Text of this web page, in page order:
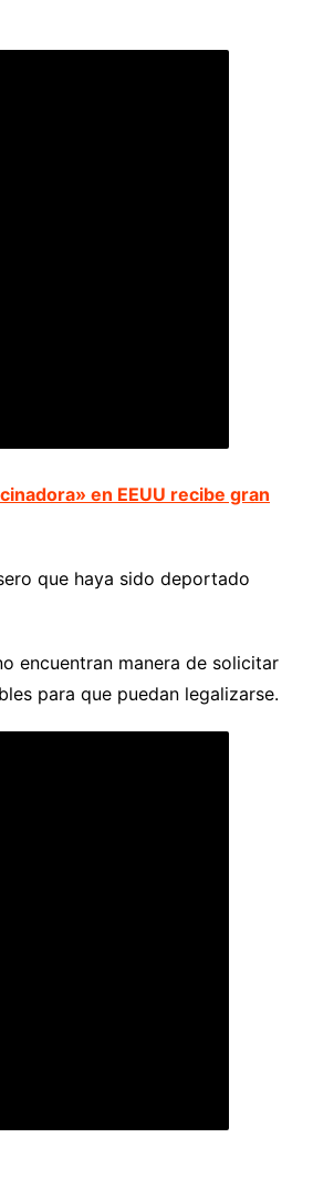
en EEUU recibe gran
que haya sido deportado
encuentran manera de solicitar
para que puedan legalizarse.